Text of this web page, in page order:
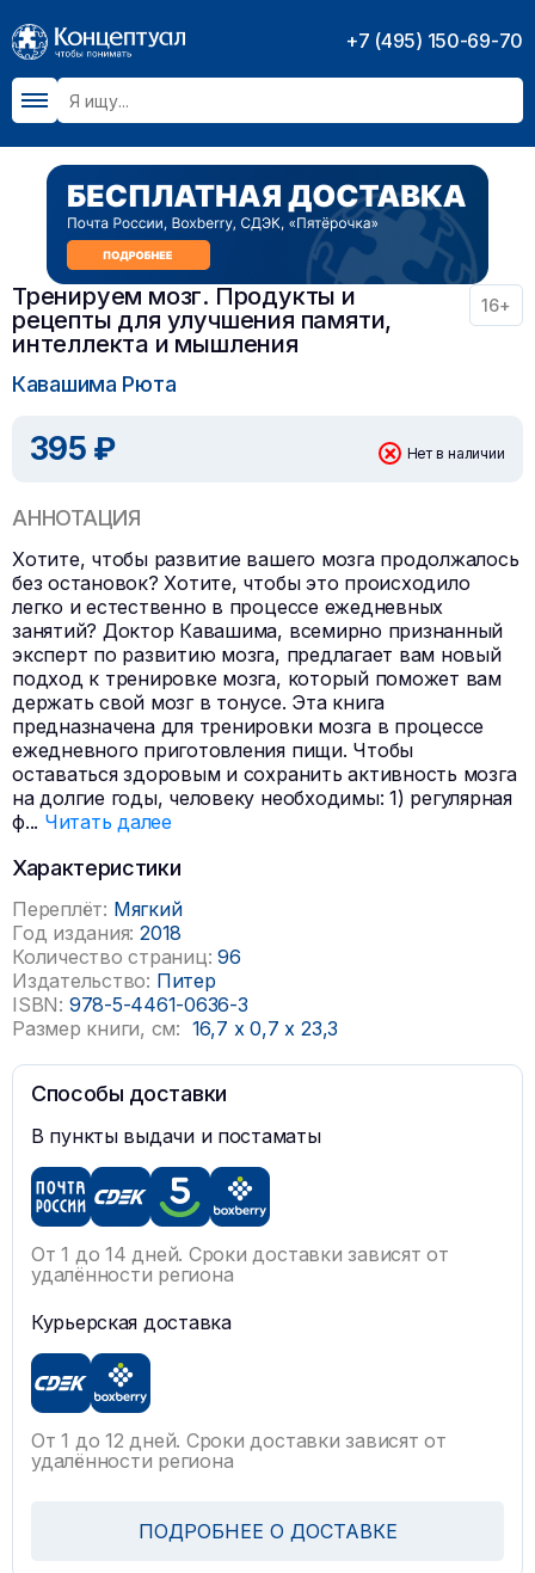
+7 (495) 150-69-70
Тренируем мозг. Продукты и
рецепты для улучшения памяти,
интеллекта и мышления
16+
Кавашима Рюта
395 ₽ Нет в наличии
АННОТАЦИЯ
Хотите, чтобы развитие вашего мозга продолжалось
без остановок? Хотите, чтобы это происходило
легко и естественно в процессе ежедневных
занятий? Доктор Кавашима, всемирно признанный
эксперт по развитию мозга, предлагает вам новый
подход к тренировке мозга, который поможет вам
держать свой мозг в тонусе. Эта книга
предназначена для тренировки мозга в процессе
ежедневного приготовления пищи. Чтобы
оставаться здоровым и сохранить активность мозга
на долгие годы, человеку необходимы: 1) регулярная
ф... Читать далее
Характеристики
Переплёт: Мягкий
Год издания: 2018
Количество страниц: 96
Издательство: Питер
ISBN: 978-5-4461-0636-3
Размер книги, см: 16,7 x 0,7x 23,3
Способы доставки
В пункты выдачи и постаматы
От 1 до 14 дней. Сроки доставки зависят от
удалённости региона
Курьерская доставка
От 1 до 12 дней. Сроки доставки зависят от
удалённости региона
ПОДРОБНЕЕ О ДОСТАВКЕ